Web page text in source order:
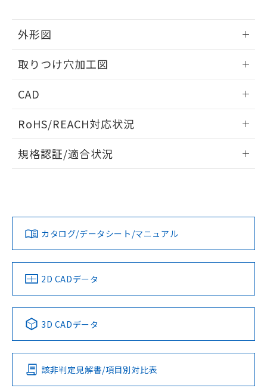
外形図
取りつけ穴加工図
CAD
ドすることができます。
ログイン/会員登録
ダウンロードデータをご利用いただく前に、以下を必ずお読
みください。
ソフトウェアの使用条件
RoHS/REACH対応状況
EU RoHS 注意事項・凡例
対応済み
中国 RoHS 注意事項・凡例
Pb Hg Cd Cr(VI)
O
規格認証/適合状況
LR型式承認
（イギリス
船舶規格）
DNV型式承認
（ノルウェー
BV型式承認
（フランス
KR型式
（韓国
No No No No
この製品の規格認証/適合状況ページへ
その他の認証はこちらのページからご検索ください
カタログ/データシート/マニュアル
2D CADデータ
3D CADデータ
該非判定見解書/項目別対比表
していることから、特段のことがない限
り、2022年1月12日より割愛しておりま
す。